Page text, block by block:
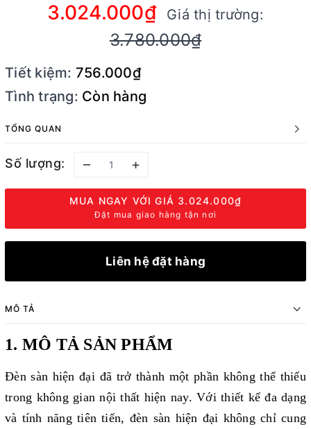
3.024.000₫ Giá thị trường:
3.780.000₫
Tiết kiệm: 756.000₫
Tình trạng: Còn hàng
TỔNG QUAN
Số lượng: – +
MUA NGAY VỚI GIÁ 3.024.000₫
Đặt mua giao hàng tận nơi
Liên hệ đặt hàng
MÔ TẢ
1. MÔ TẢ SẢN PHẨM
Đèn sàn hiện đại đã trở thành một phần không thể thiếu
trong không gian nội thất hiện nay. Với thiết kế đa dạng
và tính năng tiên tiến, đèn sàn hiện đại không chỉ cung